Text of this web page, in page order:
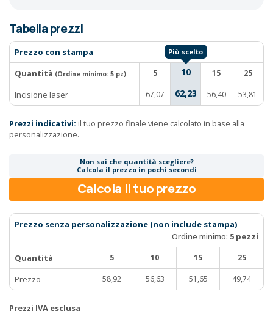
Tabella prezzi
Prezzo con stampa
Quantità (Ordine minimo: 5 pz) 5 10 15 25
Incisione laser 67,07 62,23 56,40 53,81
Prezzi indicativi: il tuo prezzo finale viene calcolato in base alla
personalizzazione.
Non sai che quantità scegliere?
Calcola il prezzo in pochi secondi
Calcola il tuo prezzo
Prezzo senza personalizzazione (non include stampa)
Ordine minimo: 5 pezzi
Quantità
5 10 15 25
Prezzo 58,92 56,63 51,65 49,74
Prezzi IVA esclusa